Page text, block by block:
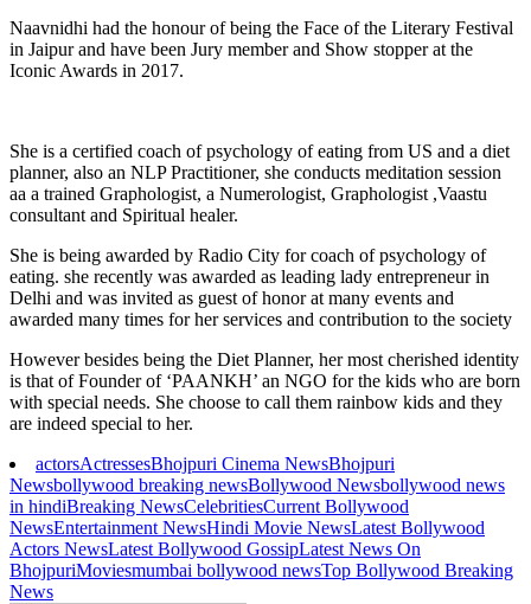
Naavnidhi had the honour of being the Face of the Literary Festival
in Jaipur and have been Jury member and Show stopper at the
Iconic Awards in 2017.
She is a certified coach of psychology of eating from US and a diet
planner, also an NLP Practitioner, she conducts meditation session
aa a trained Graphologist, a Numerologist, Graphologist ,Vaastu
consultant and Spiritual healer.
She is being awarded by Radio City for coach of psychology of
eating. she recently was awarded as leading lady entrepreneur in
Delhi and was invited as guest of honor at many events and
awarded many times for her services and contribution to the society
However besides being the Diet Planner, her most cherished identity
is that of Founder of ‘PAANKH’ an NGO for the kids who are born
with special needs. She choose to call them rainbow kids and they
are indeed special to her.
actorsActressesBhojpuri Cinema NewsBhojpuri
Newsbollywood breaking newsBollywood Newsbollywood news
in hindiBreaking NewsCelebritiesCurrent Bollywood
NewsEntertainment NewsHindi Movie NewsLatest Bollywood
Actors NewsLatest Bollywood GossipLatest News On
BhojpuriMoviesmumbai bollywood newsTop Bollywood Breaking
News